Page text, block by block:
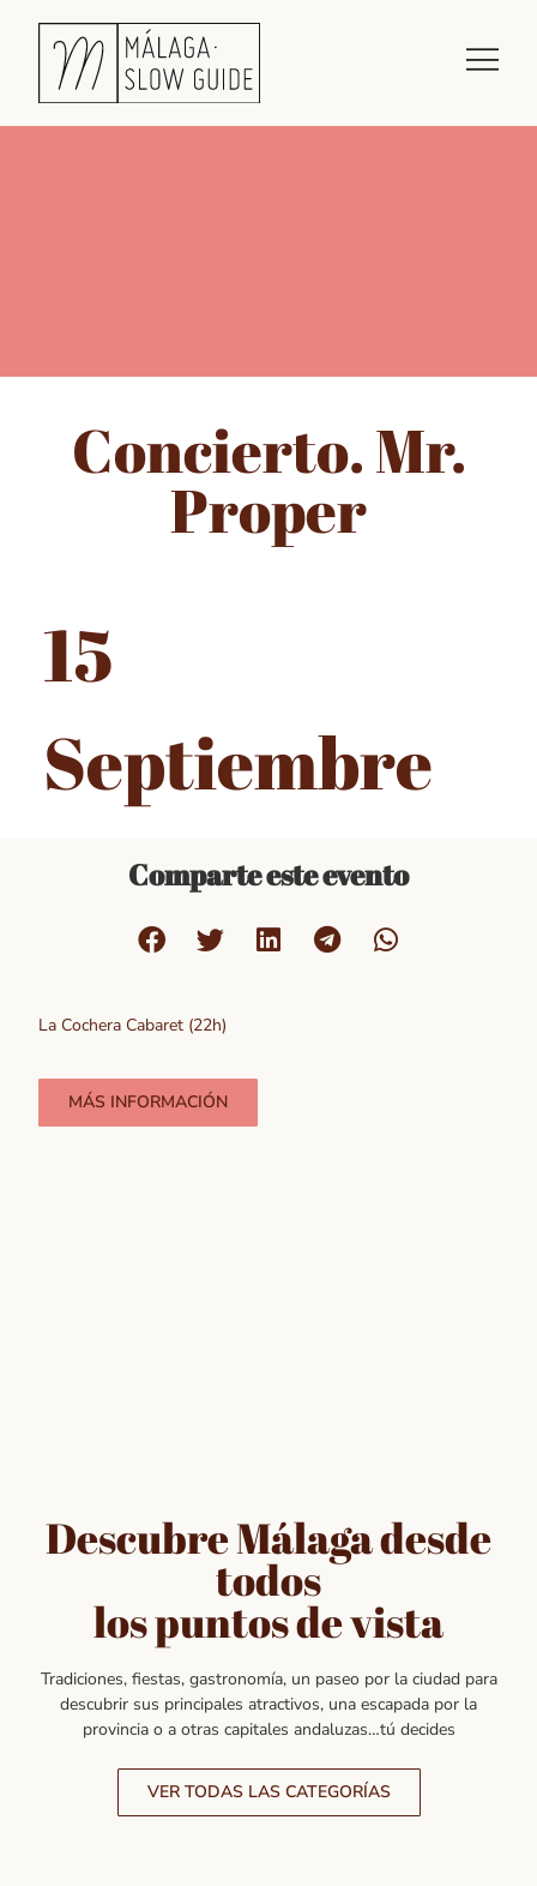
Concierto. Mr.
Proper
15
Septiembre
Comparte este evento
La Cochera Cabaret (22h)
MÁS INFORMACIÓN
Descubre Málaga desde
todos
los puntos de vista
Tradiciones, fiestas, gastronomía, un paseo por la ciudad para
descubrir sus principales atractivos, una escapada por la
provincia o a otras capitales andaluzas…tú decides
VER TODAS LAS CATEGORÍAS